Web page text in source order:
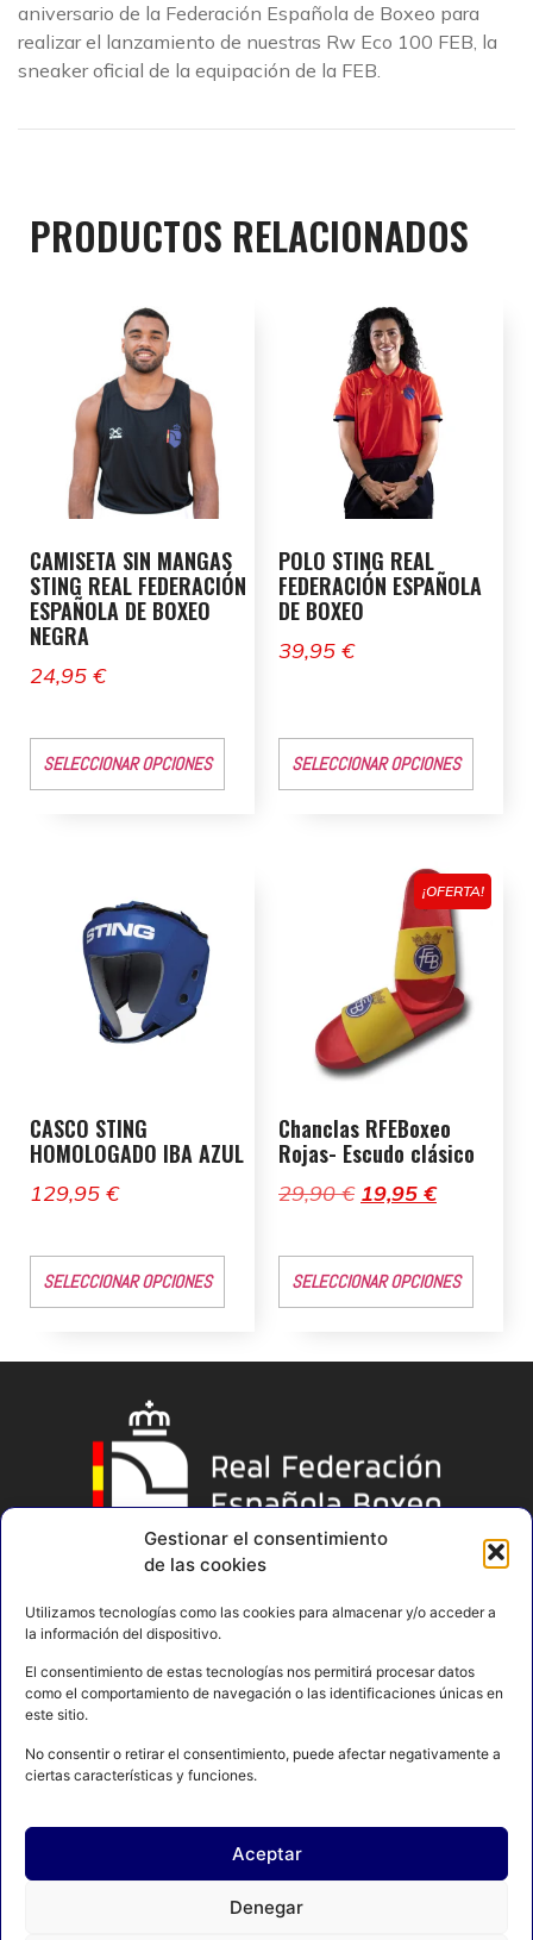
Gestionar el consentimiento
de las cookies
Utilizamos tecnologías como las cookies para almacenar y/o acceder a
la información del dispositivo.
El consentimiento de estas tecnologías nos permitirá procesar datos
como el comportamiento de navegación o las identificaciones únicas en
este sitio.
No consentir o retirar el consentimiento, puede afectar negativamente a
ciertas características y funciones.
Aceptar
Denegar
aniversario de la Federación Española de Boxeo para
realizar el lanzamiento de nuestras Rw Eco 100 FEB, la
sneaker oficial de la equipación de la FEB.
PRODUCTOS RELACIONADOS
CAMISETA SIN MANGAS
STING REAL FEDERACIÓN
ESPAÑOLA DE BOXEO
NEGRA
24,95 €
SELECCIONAR OPCIONES
POLO STING REAL
FEDERACIÓN ESPAÑOLA
DE BOXEO
39,95 €
SELECCIONAR OPCIONES
CASCO STING
HOMOLOGADO IBA AZUL
129,95 €
SELECCIONAR OPCIONES
¡OFERTA!
Chanclas RFEBoxeo
Rojas- Escudo clásico
29,90€ 19,95 €
SELECCIONAR OPCIONES
AVISO LEGAL
POLÍTICA DE PRIVACIDAD